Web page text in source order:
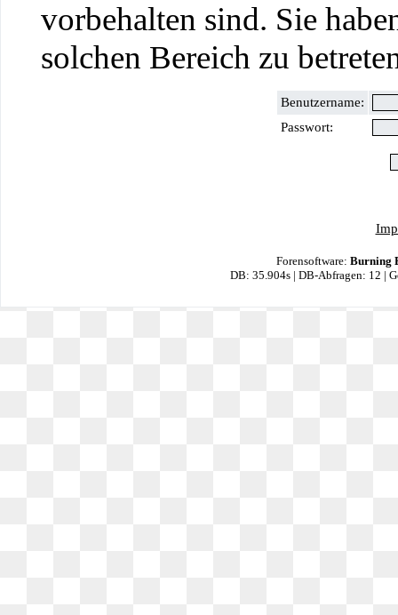
vorbehalten sind. Sie
solchen Bereich zu
Benutzername:
Passwort:
Forensoftware: Burning
DB: 35.904s | DB-Abfragen: 12 |